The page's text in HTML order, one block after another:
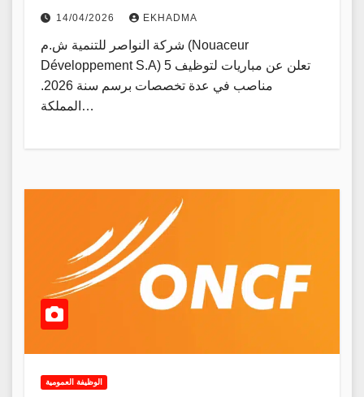
14/04/2026 EKHADMA
شركة النواصر للتنمية ش.م (Nouaceur
Développement S.A) تعلن عن مباريات لتوظيف 5
مناصب في عدة تخصصات برسم سنة 2026.
المملكة…
الوظيفة العمومية